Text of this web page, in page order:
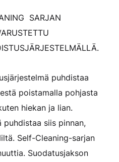
SARJAN
puhdistaa
poistamalla pohjasta
hiekan ja lian.
puhdistaa siis pinnan,
Self-Cleaning-sarjan
Suodatusjakson